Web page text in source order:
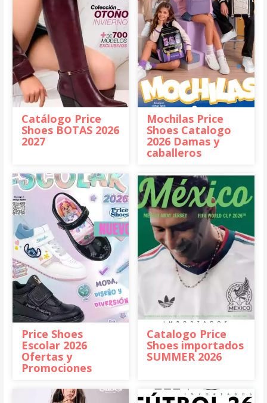
Catálogo Price
Shoes BOTAS 2026
2027
Mochilas Price
Shoes Catalogo
2026 Damas y
caballeros
Price Shoes
Escolar 2026
Ofertas y
Promociones
Catalogo Price
Shoes importados
SUMMER 2026